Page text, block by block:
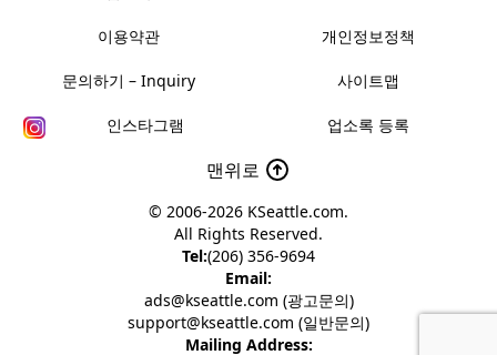
이용약관 개인정보정책
문의하기 – Inquiry 사이트맵
인스타그램 업소록 등록
맨위로
© 2006-2026 KSeattle.com.
All Rights Reserved.
Tel:(206) 356-9694
Email:
ads@kseattle.com (광고문의)
support@kseattle.com (일반문의)
Mailing Address: